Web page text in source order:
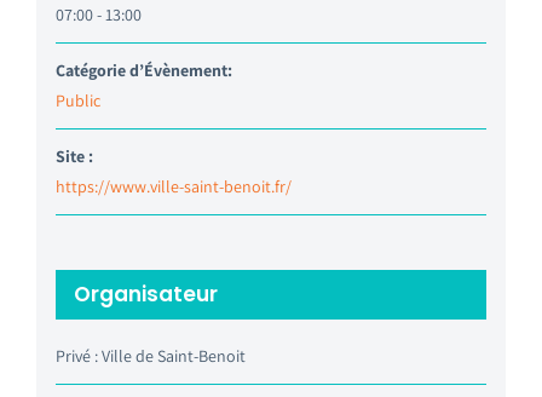
07:00 - 13:00
Catégorie d’Évènement:
Public
Site :
https://www.ville-saint-benoit.fr/
Organisateur
Privé : Ville de Saint-Benoit